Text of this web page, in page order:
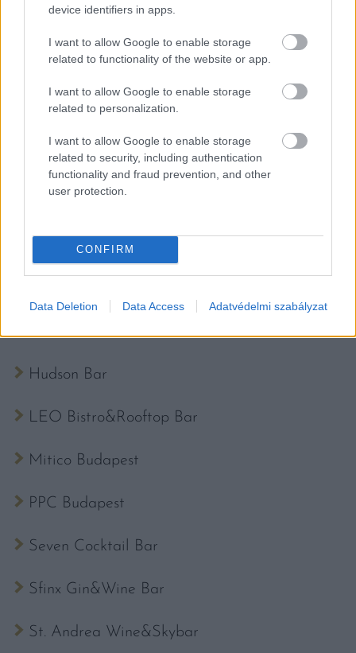
device identifiers in apps.
I want to allow Google to enable storage
related to functionality of the website or app.
I want to allow Google to enable storage
related to personalization.
I want to allow Google to enable storage
related to security, including authentication
functionality and fraud prevention, and other
user protection.
CONFIRM
Data Deletion Data Access Adatvédelmi szabályzat
Black Swan Lab
Blue Fox The Bar
Bombay Budapest
Boutiq’ Bar
Hudson Bar
LEO Bistro&Rooftop Bar
Mitico Budapest
PPC Budapest
Seven Cocktail Bar
Sfinx Gin&Wine Bar
St. Andrea Wine&Skybar